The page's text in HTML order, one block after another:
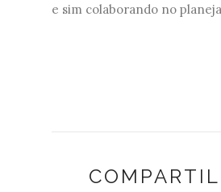
e sim colaborando no